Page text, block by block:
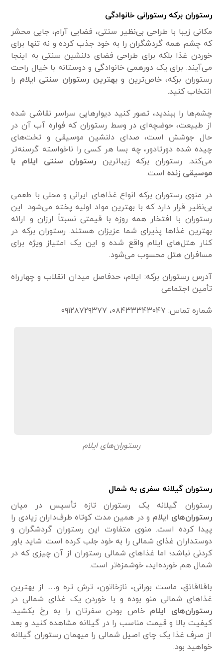
رستوران برکه رستورانی خانوادگی
مکانی زیبا با طراحی بی‌نظیر سنتی، فضایی آرام، جایی محشر
که چشم همه گردشگران را به خود جذب کرده و نه تنها برای
خوردن غذا بلکه برای طراحی فضای دلنشین سنتی به اینجا
می‌آیند. برای یک دورهمی خانوادگی و دوستانه با خیال راحت
رستوران برکه، خاص‌ترین وبهترین رستوران‌ سنتی ایلام را
انتخاب کنید.
چشم‌ها را ببندید، تصور کنید دیوارهایی سراسر نقاشی شده
از طبیعت، حوضچه‌ای در وسط رستوران که فواره آب آن در
حال جوشش است، صدای دلنشین موسیقی و تخت‌های
چیده شده دورتادور، چه بسا هر کسی را ناخواسته گرسنه‌تر
می‌کند. رستوران برکه زیبا‌ترین رستوران‌ سنتی ایلام با
موسیقی زنده است.
در منوی رستوران برکه انواع غذاهای ایرانی و محلی با طعمی
بی‌نظیر قرار دارد که با بهترین مواد اولیه پخته می‌شود. این
رستوران با افتخار همه روزه با قیمتی نسبتاً ارزان و ارائه
بهترین غذاها پذیرای شما عزیزان هستند. رستوران برکه در
کنار هتل‌های ایلام واقع شده و این یک امتیاز ویژه برای
مسافران هتل محسوب می‌شود.
آدرس رستوران برکه: ایلام، حدفاصل میدان انقلاب و چهارراه
تأمین اجتماعی
شماره تماس: ۰۸۴۳۳۳۴۳۰۴۷، ۰۹۱۲۸۷۲۹۳۷۷
رستوران‌های ایلام
رستوران گیلانه سفری به شمال
رستوران گیلانه یک رستوران تازه تأسیس در میان
رستوران‌های ایلام و در همین مدت کوتاه طرف‌داران زیادی را
پیدا کرده است. منوی متفاوت این رستوران گردشگران و
دوستداران غذای شمالی را به خود جلب کرده است. شاید باور
کردنی نباشد؛ اما غذاهای شمالی رستوران از آن چیزی که در
شمال هم خورده‌اید، خوشمزه‌تر است.
باقلاقاتق، ماست بورانی، نازخاتون، ترش ‌تره و… از بهترین
غذاهای شمالی منو بوده و با خوردن یک غذای شمالی در
رستوران‌های ایلام خاص بودن سفرتان را به رخ بکشید.
کیفیت بالا و قیمت مناسب را در گیلانه مشاهده کنید و بعد
از صرف غذا یک چای اصیل شمالی را میهمان رستوران گیلانه
خواهید بود.